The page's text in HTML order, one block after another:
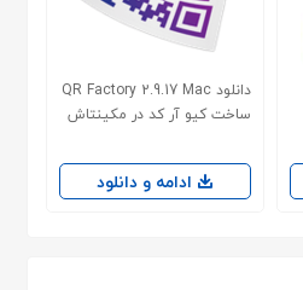
دانلود QR Factory 2.9.17 Mac
ساخت کیو آر کد در مکینتاش
ادامه و دانلود